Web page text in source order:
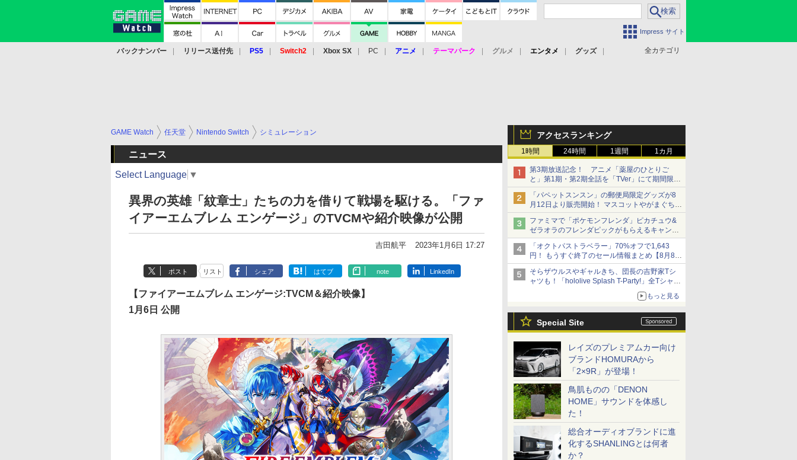
Impress サイト
全カテゴリ
バックナンバー リリース送付先 PS5 Switch2 Xbox SX PC アニメ テーマパーク グルメ エンタメ
グッズ
アクセスランキング
1時間 24時間 1週間 1カ月
第3期放送記念！ アニメ「薬屋のひとりご
と」第1期・第2期全話を「TVer」にて期間限定
で順次無料配信開始
「パペットスンスン」の郵便局限定グッズが8
月12日より販売開始！ マスコットやがまぐち、
レターセットなどが登場
ファミマで「ポケモンフレンダ」ピカチュウ&
ゼラオラのフレンダピックがもらえるキャンペ
ーン開催！
「オクトパストラベラー」70%オフで1,643
円！ もうすぐ終了のセール情報まとめ【8月8日
更新】
ニンテンドーeショップでは「大神 絶景版」が
67%オフで990円
そらザウルスやギャルきち、団長の吉野家Tシ
ャツも！「hololive Splash T-Party!」全Tシャツ
ラインナップ公開＆オンライン販売開始
もっと見る
Special Site
レイズのプレミアムカー向け
ブランドHOMURAから
「2×9R」が登場！
鳥肌ものの「DENON
HOME」サウンドを体感し
た！
総合オーディオブランドに進
化するSHANLINGとは何者
か？
GAME Watch 任天堂 Nintendo Switch シミュレーション
ニュース
Select Language ▼
異界の英雄「紋章士」たちの力を借りて戦場を駆ける。「ファ
イアーエムブレム エンゲージ」のTVCMや紹介映像が公開
吉田航平 2023年1月6日 17:27
ポスト リスト シェア はてブ note LinkedIn
【ファイアーエムブレム エンゲージ:TVCM＆紹介映像】
1月6日 公開